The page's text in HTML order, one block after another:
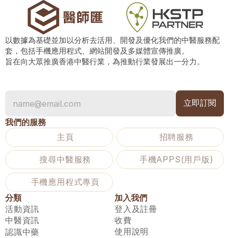
以數據為基礎並加以分析去活用、開發及優化我們的中醫服務配
套，包括手機應用程式、網站開發及多媒體宣傳推廣。
旨在向大眾推廣香港中醫行業，為推動行業發展出一分力。
我們的服務
主頁
招聘服務
搜尋中醫服務 手機APPS(用戶版)
手機應用程式專頁
分類
活動資訊
中醫資訊
認識中藥
加入我們
登入及註冊
收費
使用說明